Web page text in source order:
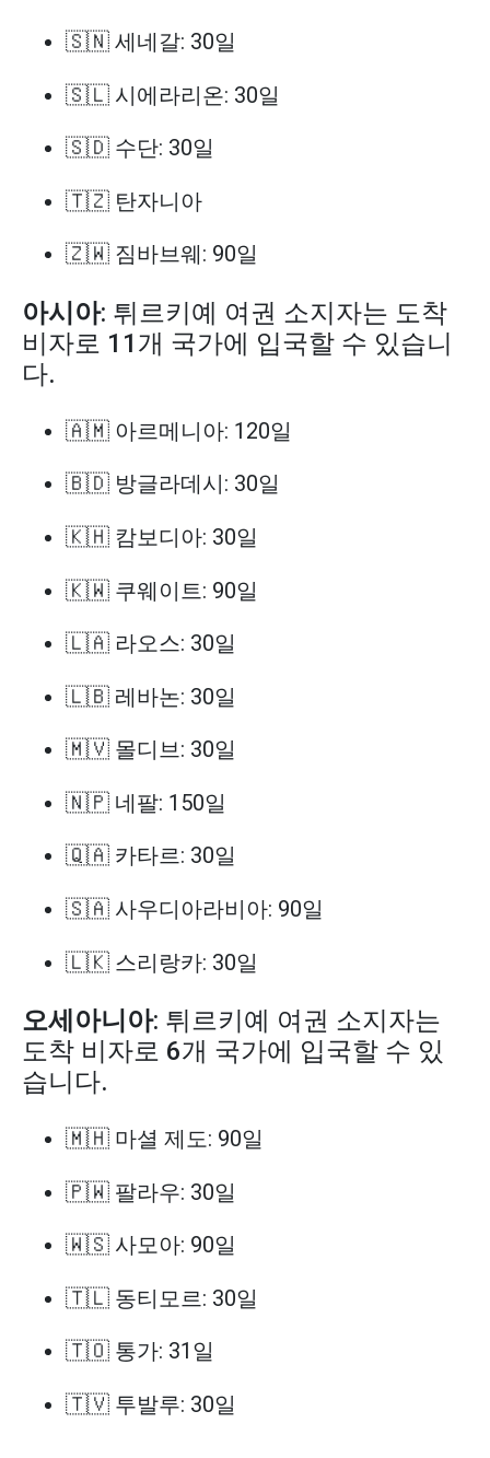
🇸🇳 세네갈: 30일
🇸🇱 시에라리온: 30일
🇸🇩 수단: 30일
🇹🇿 탄자니아
🇿🇼 짐바브웨: 90일
아시아: 튀르키예 여권 소지자는 도착
비자로 11개 국가에 입국할 수 있습니
다.
🇦🇲 아르메니아: 120일
🇧🇩 방글라데시: 30일
🇰🇭 캄보디아: 30일
🇰🇼 쿠웨이트: 90일
🇱🇦 라오스: 30일
🇱🇧 레바논: 30일
🇲🇻 몰디브: 30일
🇳🇵 네팔: 150일
🇶🇦 카타르: 30일
🇸🇦 사우디아라비아: 90일
🇱🇰 스리랑카: 30일
오세아니아: 튀르키예 여권 소지자는
도착 비자로 6개 국가에 입국할 수 있
습니다.
🇲🇭 마셜 제도: 90일
🇵🇼 팔라우: 30일
🇼🇸 사모아: 90일
🇹🇱 동티모르: 30일
🇹🇴 통가: 31일
🇹🇻 투발루: 30일